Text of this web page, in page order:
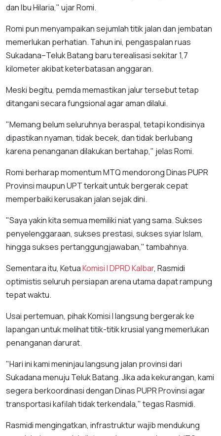
dan Ibu Hilaria," ujar Romi.
Romi pun menyampaikan sejumlah titik jalan dan jembatan
memerlukan perhatian. Tahun ini, pengaspalan ruas
Sukadana–Teluk Batang baru terealisasi sekitar 1,7
kilometer akibat keterbatasan anggaran.
Meski begitu, pemda memastikan jalur tersebut tetap
ditangani secara fungsional agar aman dilalui.
"Memang belum seluruhnya beraspal, tetapi kondisinya
dipastikan nyaman, tidak becek, dan tidak berlubang
karena penanganan dilakukan bertahap," jelas Romi.
Romi berharap momentum MTQ mendorong Dinas PUPR
Provinsi maupun UPT terkait untuk bergerak cepat
memperbaiki kerusakan jalan sejak dini.
"Saya yakin kita semua memiliki niat yang sama. Sukses
penyelenggaraan, sukses prestasi, sukses syiar Islam,
hingga sukses pertanggungjawaban," tambahnya.
Sementara itu, KetuaKomisi I DPRD Kalbar, Rasmidi
optimistis seluruh persiapan arena utama dapat rampung
tepat waktu.
Usai pertemuan, pihak Komisi I langsung bergerak ke
lapangan untuk melihat titik-titik krusial yang memerlukan
penanganan darurat.
"Hari ini kami meninjau langsung jalan provinsi dari
Sukadana menuju Teluk Batang. Jika ada kekurangan, kami
segera berkoordinasi dengan Dinas PUPR Provinsi agar
transportasi kafilah tidak terkendala," tegas Rasmidi.
Rasmidi mengingatkan, infrastruktur wajib mendukung